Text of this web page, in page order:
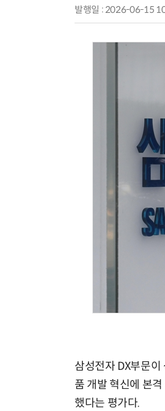
발행일 : 2026-06-15
삼성전자 DX부문
품 개발 혁신에 본
했다는 평가다.